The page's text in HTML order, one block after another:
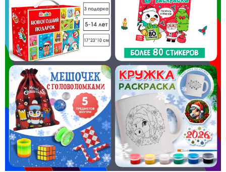
Футболки-раскраски на 14 февраля